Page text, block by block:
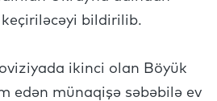
bildirilib.
ikinci olan Böyük
edən münaqişə səbəbilə ev